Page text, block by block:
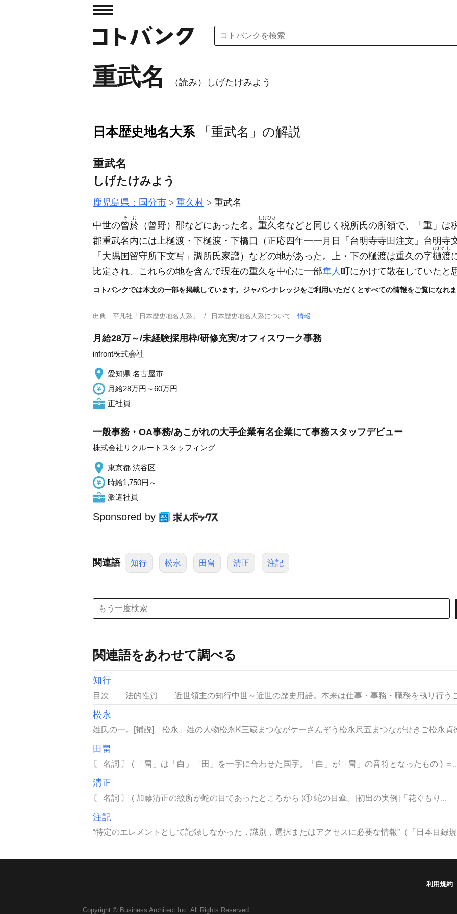
重武名 （読み）しげたけみよう
日本歴史地名大系 「重武名」の解説
重武名
しげたけみよう
鹿児島県：国分市 重久村 重武名
中世の曾於
そお
（曾野） 郡などにあった名。 重久
しげひさ
名などと同じく税所氏の所領で、「重」は
郡重武名内には上樋渡・下樋渡・下橋口
（正応四年一一月日「台明寺寺田注文」台明寺
「大隅国留守所下文写」調所氏家譜） などの地があった。上・下の樋渡は重久の字樋渡
ひわたし
比定され、これらの地を含んで現在の重久を中心に一部隼人 町にかけて散在していたと
コトバンクでは本文の一部を掲載しています。ジャパンナレッジをご利用いただくとすべての情報をご覧になれ
出典 平凡社「日本歴史地名大系」 日本歴史地名大系について情報
月給28万～/未経験採用枠/研修充実/オフィスワーク事務
infront株式会社
愛知県 名古屋市
月給28万円～60万円
正社員
一般事務・OA事務/あこがれの大手企業有名企業にて事務スタッフデビュー
株式会社リクルートスタッフィング
東京都 渋谷区
時給1,750円～
派遣社員
Sponsored by
関連語 知行 松永 田畠 清正 注記
関連語をあわせて調べる
知行
目次 法的性質 近世領主の知行中世～近世の歴史用語。本来は仕事・事務・職務を執り行う
松永
姓氏の一。[補説]「松永」姓の人物松永K三蔵まつながケーさんぞう松永尺五まつながせきご松永貞
田畠
〘 名詞 〙 ( 「畠」は「白」「田」を一字に合わせた国字。「白」が「畠」の音符となったもの ) ＝
清正
〘 名詞 〙 ( 加藤清正の紋所が蛇の目であったところから )① 蛇の目傘。[初出の実例]「花ぐもり...
注記
“特定のエレメントとして記録しなかった，識別，選択またはアクセスに必要な情報”（『日本目録
利用規約
Copyright © Business Architect Inc. All Rights Reserved.